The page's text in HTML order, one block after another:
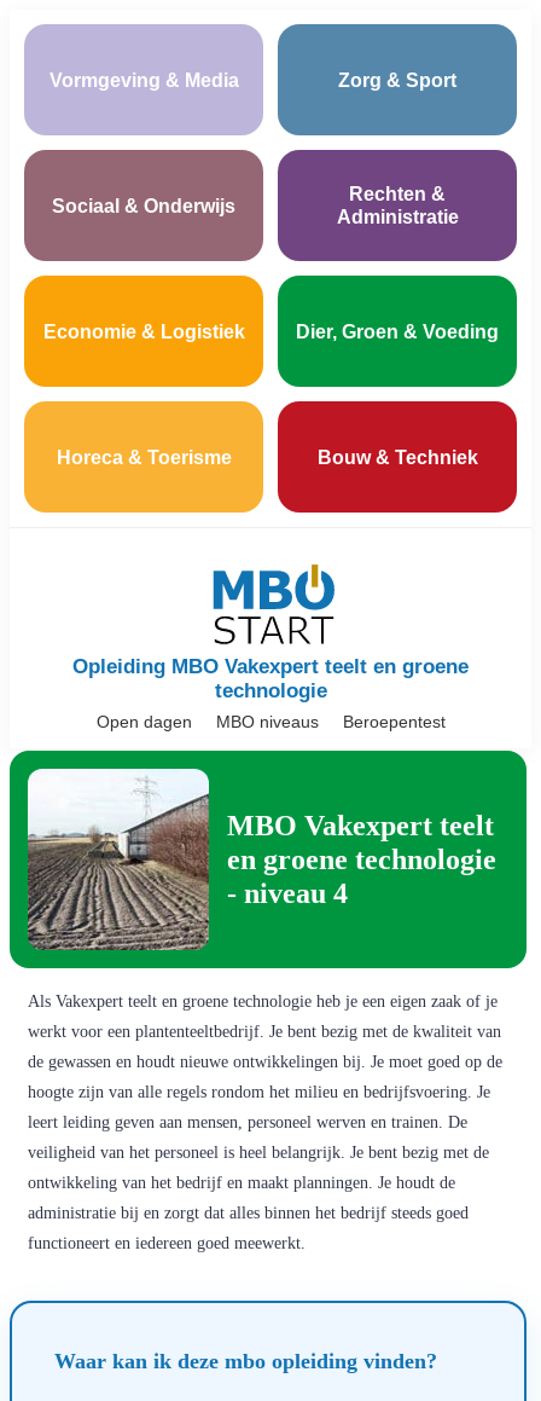
Vormgeving & Media Zorg & Sport
Sociaal & Onderwijs
Rechten &
Administratie
Economie & Logistiek Dier, Groen & Voeding
Horeca & Toerisme Bouw & Techniek
Opleiding MBO Vakexpert teelt en groene
technologie
Open dagen MBO niveaus Beroepentest
MBO Vakexpert teelt
en groene technologie
- niveau 4
Als Vakexpert teelt en groene technologie heb je een eigen zaak of je
werkt voor een plantenteeltbedrijf. Je bent bezig met de kwaliteit van
de gewassen en houdt nieuwe ontwikkelingen bij. Je moet goed op de
hoogte zijn van alle regels rondom het milieu en bedrijfsvoering. Je
leert leiding geven aan mensen, personeel werven en trainen. De
veiligheid van het personeel is heel belangrijk. Je bent bezig met de
ontwikkeling van het bedrijf en maakt planningen. Je houdt de
administratie bij en zorgt dat alles binnen het bedrijf steeds goed
functioneert en iedereen goed meewerkt.
Waar kan ik deze mbo opleiding vinden?